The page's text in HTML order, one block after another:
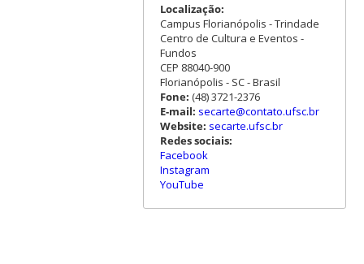
Localização:
Campus Florianópolis - Trindade
Centro de Cultura e Eventos -
Fundos
CEP 88040-900
Florianópolis - SC - Brasil
Fone: (48) 3721-2376
E-mail: secarte@contato.ufsc.br
Website: secarte.ufsc.br
Redes sociais:
Facebook
Instagram
YouTube